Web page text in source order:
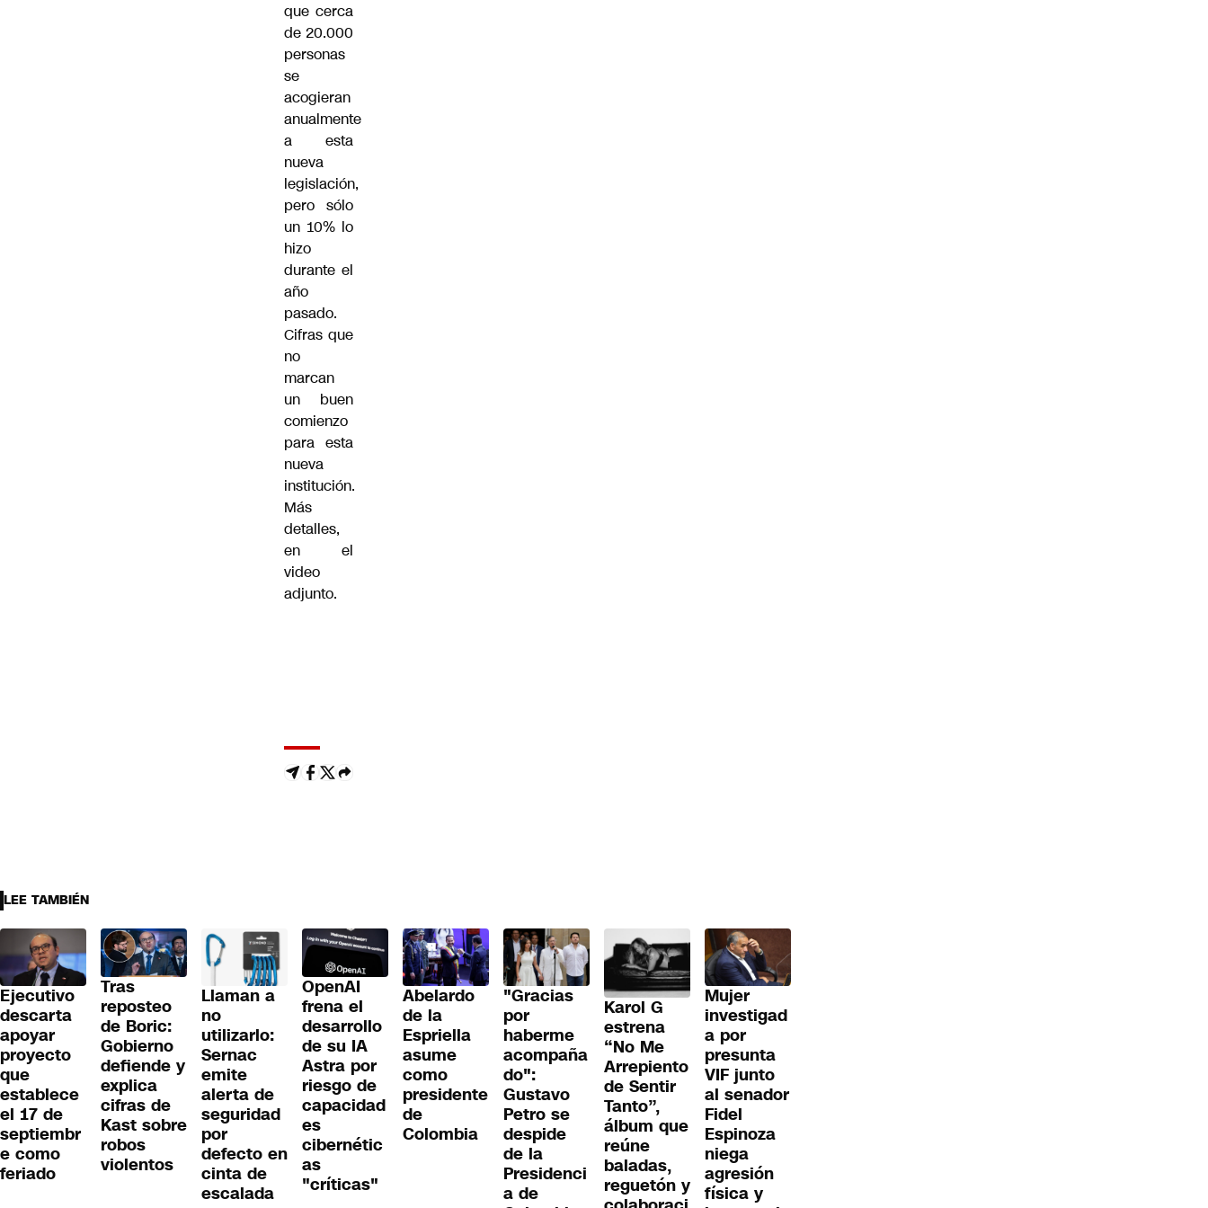
que cerca
de 20.000
personas
se
acogieran
anualmente
a esta
nueva
legislación,
pero sólo
un 10% lo
hizo
durante el
año
pasado.
Cifras que
no
marcan
un buen
comienzo
para esta
nueva
institución.
Más
detalles,
en el
video
adjunto.
LEE TAMBIÉN
Ejecutivo
descarta
apoyar
proyecto
que
establece
el 17 de
septiembr
e como
feriado
Tras
reposteo
de Boric:
Gobierno
defiende y
explica
cifras de
Kast sobre
robos
violentos
Llaman a
no
utilizarlo:
Sernac
emite
alerta de
seguridad
por
defecto en
cinta de
escalada
OpenAI
frena el
desarrollo
de su IA
Astra por
riesgo de
capacidad
es
cibernétic
as
"críticas"
Abelardo
de la
Espriella
asume
como
presidente
de
Colombia
"Gracias
por
haberme
acompaña
do":
Gustavo
Petro se
despide
de la
Presidenci
a de
Karol G
estrena
“No Me
Arrepiento
de Sentir
Tanto”,
álbum que
reúne
baladas,
reguetón y
Mujer
investigad
a por
presunta
VIF junto
al senador
Fidel
Espinoza
niega
agresión
física y